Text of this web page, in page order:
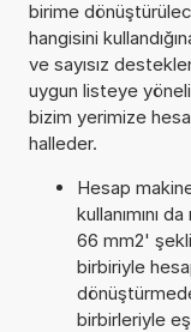
birime
hangisini
ve sayısız
uygun listeye
bizim yerimize
halleder.
Hesap
kullanımını
66 mm2'
birbiriyle
birbirleriyle